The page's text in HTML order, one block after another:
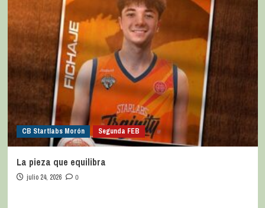
CB Startlabs Morón Segunda FEB
La pieza que equilibra
julio 24, 2026 0